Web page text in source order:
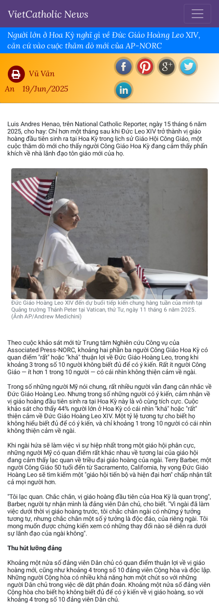
VietCatholic News
Người lớn ở Hoa Kỳ nghĩ gì về Đức Giáo Hoàng Leo XIV,
căn cứ vào cuộc thăm dò mới của AP-NORC
Vũ Văn
An
19/Jun/2025
Luis Andres Henao, trên National Catholic Reporter, ngày 15 tháng 6 năm
2025, cho hay: Chỉ hơn một tháng sau khi Đức Leo XIV trở thành vị giáo
hoàng đầu tiên sinh ra tại Hoa Kỳ trong lịch sử Giáo Hội Công Giáo, một
cuộc thăm dò mới cho thấy người Công Giáo Hoa Kỳ đang cảm thấy phấn
khích về nhà lãnh đạo tôn giáo mới của họ.
Đức Giáo Hoàng Leo XIV đến dự buổi tiếp kiến chung hàng tuần của mình tại
Quảng trường Thánh Peter tại Vatican, thứ Tư, ngày 11 tháng 6 năm 2025.
(Ảnh AP/Andrew Medichini)
Theo cuộc khảo sát mới từ Trung tâm Nghiên cứu Công vụ của
Associated Press-NORC, khoảng hai phần ba người Công Giáo Hoa Kỳ có
quan điểm "rất" hoặc "khá" thuận lợi về Đức Giáo Hoàng Leo, trong khi
khoảng 3 trong số 10 người không biết đủ để có ý kiến. Rất ít người Công
Giáo — ít hơn 1 trong 10 người — có cái nhìn không thiện cảm về ngài.
Trong số những người Mỹ nói chung, rất nhiều người vẫn đang cân nhắc về
Đức Giáo Hoàng Leo. Nhưng trong số những người có ý kiến, cảm nhận về
vị giáo hoàng đầu tiên sinh ra tại Hoa Kỳ này là vô cùng tích cực. Cuộc
khảo sát cho thấy 44% người lớn ở Hoa Kỳ có cái nhìn "khá" hoặc "rất"
thiện cảm về Đức Giáo Hoàng Leo XIV. Một tỷ lệ tương tự cho biết họ
không hiểu biết đủ để có ý kiến, và chỉ khoảng 1 trong 10 người có cái nhìn
không thiện cảm về ngài.
Khi ngài hứa sẽ làm việc vì sự hiệp nhất trong một giáo hội phân cực,
những người Mỹ có quan điểm rất khác nhau về tương lai của giáo hội
đang cảm thấy lạc quan về triều đại giáo hoàng của ngài. Terry Barber, một
người Công Giáo 50 tuổi đến từ Sacramento, California, hy vọng Đức Giáo
Hoàng Leo sẽ tìm kiếm một "giáo hội tiến bộ và hiện đại hơn" chấp nhận tất
cả mọi người hơn.
"Tôi lạc quan. Chắc chắn, vị giáo hoàng đầu tiên của Hoa Kỳ là quan trọng",
Barber, người tự nhận mình là đảng viên Dân chủ, cho biết. "Vì ngài đã làm
việc dưới thời vị giáo hoàng trước, tôi chắc chắn ngài có những ý tưởng
tương tự, nhưng chắc chắn một số ý tưởng là độc đáo, của riêng ngài. Tôi
mong muốn được chứng kiến xem có những thay đổi nào sẽ diễn ra dưới
sự lãnh đạo của ngài không".
Thu hút lưỡng đảng
Khoảng một nửa số đảng viên Dân chủ có quan điểm thuận lợi về vị giáo
hoàng mới, cũng như khoảng 4 trong số 10 đảng viên Cộng hòa và độc lập.
Những người Cộng hòa có nhiều khả năng hơn một chút so với những
người Dân chủ trong việc dè dặt phán đoán. Khoảng một nửa số đảng viên
Cộng hòa cho biết họ không biết đủ để có ý kiến về vị giáo hoàng, so với
khoảng 4 trong số 10 đảng viên Dân chủ.